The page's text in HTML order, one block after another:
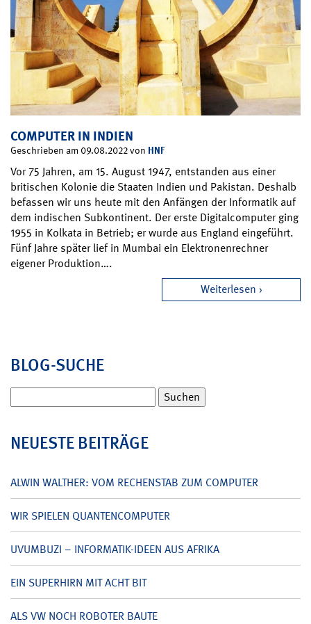
COMPUTER IN INDIEN
Geschrieben am 09.08.2022 von HNF
Vor 75 Jahren, am 15. August 1947, entstanden aus einer
britischen Kolonie die Staaten Indien und Pakistan. Deshalb
befassen wir uns heute mit den Anfängen der Informatik auf
dem indischen Subkontinent. Der erste Digitalcomputer ging
1955 in Kolkata in Betrieb; er wurde aus England eingeführt.
Fünf Jahre später lief in Mumbai ein Elektronenrechner
eigener Produktion….
Weiterlesen
BLOG-SUCHE
nach:
NEUESTE BEITRÄGE
ALWIN WALTHER: VOM RECHENSTAB ZUM COMPUTER
WIR SPIELEN QUANTENCOMPUTER
UVUMBUZI – INFORMATIK-IDEEN AUS AFRIKA
EIN SUPERHIRN MIT ACHT BIT
ALS VW NOCH ROBOTER BAUTE